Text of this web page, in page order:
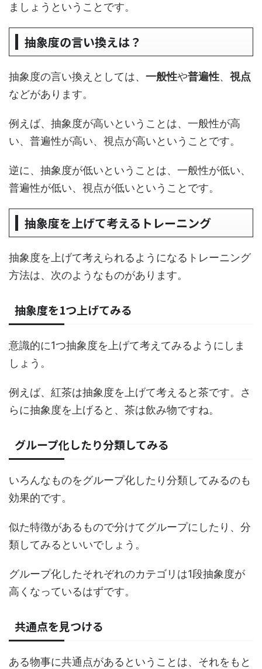
ましょうということです。
抽象度の言い換えは？
抽象度の言い換えとしては、 一般性や普遍性、 視点
などがあります。
例えば、抽象度が高いということは、一般性が高
い、普遍性が高い、視点が高いということです。
逆に、抽象度が低いということは、一般性が低い、
普遍性が低い、視点が低いということです。
抽象度を上げて考えるトレーニング
抽象度を上げて考えられるようになるトレーニング
方法は、次のようなものがあります。
抽象度を1つ上げてみる
意識的に1つ抽象度を上げて考えてみるようにしま
しょう。
例えば、紅茶は抽象度を上げて考えると茶です。さ
らに抽象度を上げると、茶は飲み物ですね。
グループ化したり分類してみる
いろんなものをグループ化したり分類してみるのも
効果的です。
似た特徴があるもので分けてグループにしたり、分
類してみるといいでしょう。
グループ化したそれぞれのカテゴリは1段抽象度が
高くなっているはずです。
共通点を見つける
ある物事に共通点があるということは、それをもと